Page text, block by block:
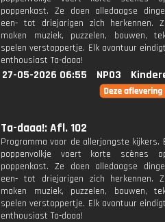
poppenkast. Ze doen alledaagse
een- tot driejarigen zich herkennen.
maken muziek, puzzelen, bouwen,
spelen verstoppertje. Elk avontuur
enthousiast Ta-daaa!
27-05-2026 06:55 NPO3
Ta-daaa!: Afl. 102
Programma voor de allerjongste kijkers.
poppenvolkje voert korte scènes
poppenkast. Ze doen alledaagse
een- tot driejarigen zich herkennen.
maken muziek, puzzelen, bouwen,
spelen verstoppertje. Elk avontuur
enthousiast Ta-daaa!